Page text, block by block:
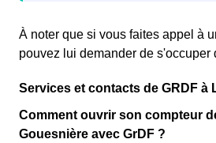
À noter que si vous faites appel à
pouvez lui demander de s'occuper
Services et contacts de GRDF à
Comment ouvrir son compteur
Gouesnière avec GrDF ?